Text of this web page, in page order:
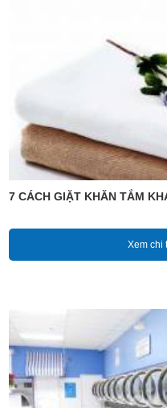
7 CÁCH GIẶT KHĂN TẮM
Xem chi